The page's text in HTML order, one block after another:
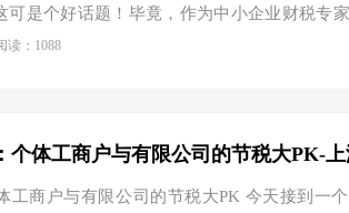
可是个好话题！毕竟，作为中小企业财税专
今日头条风格的文章，给大家详细解答一下
，就是准备一堆材料，什么股东身份证、公
读：1088
工商户与有限公司的节税大PK 今天接到一